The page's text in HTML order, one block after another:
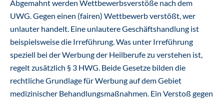
Abgemahnt werden Wettbewerbsverstöße nach dem
UWG. Gegen einen (fairen) Wettbewerb verstößt, wer
unlauter handelt. Eine unlautere Geschäftshandlung ist
beispielsweise die Irreführung. Was unter Irreführung
speziell bei der Werbung der Heilberufe zu verstehen ist,
regelt zusätzlich § 3 HWG. Beide Gesetze bilden die
rechtliche Grundlage für Werbung auf dem Gebiet
medizinischer Behandlungsmaßnahmen. Ein Verstoß gegen